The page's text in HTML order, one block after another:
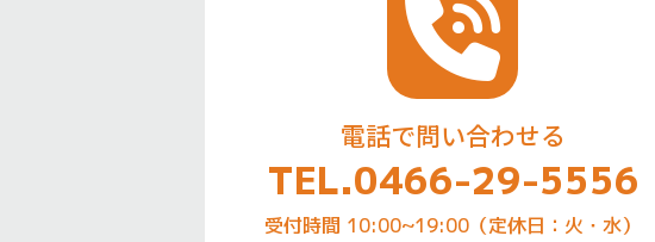
電話で問い合わせる
TEL.0466-29-5556
受付時間 10:00~19:00（定休日：火・水）